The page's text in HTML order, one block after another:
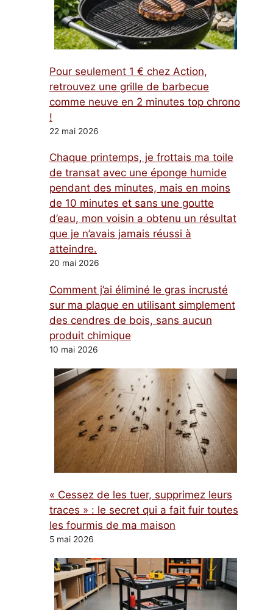
Pour seulement 1 € chez Action,
retrouvez une grille de barbecue
comme neuve en 2 minutes top chrono
!
22 mai 2026
Chaque printemps, je frottais ma toile
de transat avec une éponge humide
pendant des minutes, mais en moins
de 10 minutes et sans une goutte
d’eau, mon voisin a obtenu un résultat
que je n’avais jamais réussi à
atteindre.
20 mai 2026
Comment j’ai éliminé le gras incrusté
sur ma plaque en utilisant simplement
des cendres de bois, sans aucun
produit chimique
10 mai 2026
« Cessez de les tuer, supprimez leurs
traces » : le secret qui a fait fuir toutes
les fourmis de ma maison
5 mai 2026